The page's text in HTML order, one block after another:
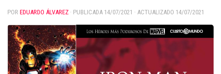
POR EDUARDO ÁLVAREZ · PUBLICADA 14/07/2021 · ACTUALIZADO 14/07/2021